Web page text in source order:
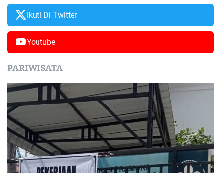
Ikuti Di Twitter
Youtube
PARIWISATA